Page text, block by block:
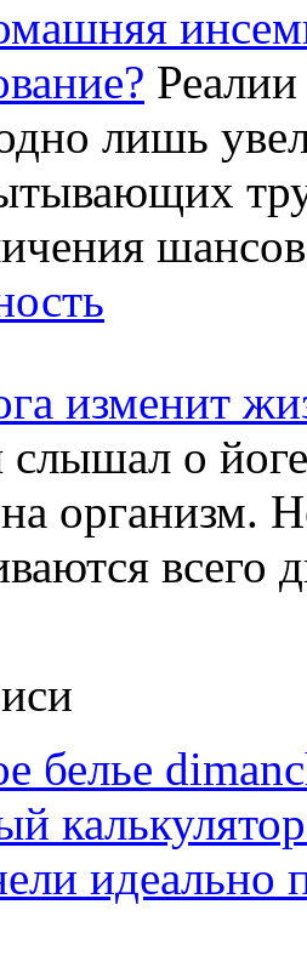
лишь
изменит
о
организм.
всего
белье
идеально